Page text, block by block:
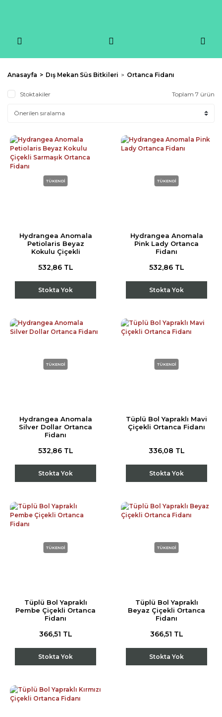
Anasayfa Dış Mekan Süs Bitkileri Ortanca Fidanı
Stoktakiler Toplam 7 ürün
TÜKENDİ
Hydrangea Anomala
Petiolaris Beyaz
Kokulu Çiçekli
Fidanı
532,86 TL
Stokta Yok
TÜKENDİ
Hydrangea Anomala
Pink Lady Ortanca
Fidanı
532,86 TL
Stokta Yok
TÜKENDİ
Hydrangea Anomala
Silver Dollar Ortanca
Fidanı
532,86 TL
Stokta Yok
TÜKENDİ
Tüplü Bol Yapraklı Mavi
Çiçekli Ortanca Fidanı
336,08 TL
Stokta Yok
TÜKENDİ
Tüplü Bol Yapraklı
Pembe Çiçekli Ortanca
Fidanı
366,51 TL
Stokta Yok
TÜKENDİ
Tüplü Bol Yapraklı
Beyaz Çiçekli Ortanca
Fidanı
366,51 TL
Stokta Yok